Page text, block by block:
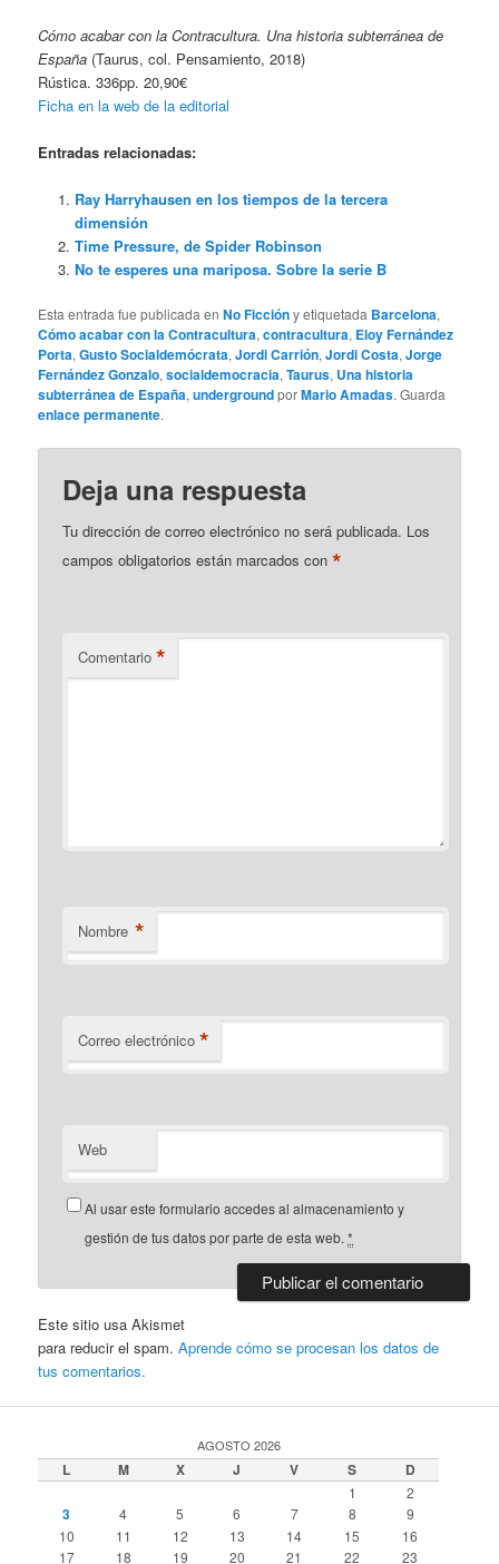
Cómo acabar con la Contracultura. Una historia subterránea de
España (Taurus, col. Pensamiento, 2018)
Rústica. 336pp. 20,90€
Ficha en la web de la editorial
Entradas relacionadas:
Ray Harryhausen en los tiempos de la tercera
dimensión
Time Pressure, de Spider Robinson
No te esperes una mariposa. Sobre la serie B
Esta entrada fue publicada enNo Ficcióny etiquetada Barcelona,
Cómo acabar con la Contracultura,contracultura, Eloy Fernández
Porta,Gusto Socialdemócrata,Jordi Carrión,Jordi Costa,Jorge
Fernández Gonzalo,socialdemocracia,Taurus, Una historia
subterránea de España,undergroundporMario Amadas. Guarda
enlace permanente.
Deja una respuesta
Tu dirección de correo electrónico no será publicada. Los
campos obligatorios están marcados con*
Comentario *
Nombre *
Correo electrónico *
Web
Al usar este formulario accedes al almacenamiento y
gestión de tus datos por parte de esta web.*
Este sitio usa Akismet
para reducir el spam.Aprende cómo se procesan los datos de
tus comentarios.
AGOSTO 2026
L M X J V S D
1 2
3 4 5 6 7 8
9
10
11 12 13 14 15
16
17
18 19 20 21 22 23